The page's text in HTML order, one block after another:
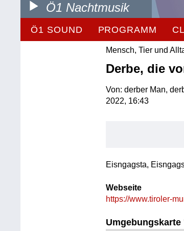
Ö1 Nachtmusik
Ö1 SOUND PROGRAMM
Mensch, Tier und
Derbe, die
Von: derber Man,
2022, 16:43
Eisngagsta,
Webseite
https://www.tiroler-